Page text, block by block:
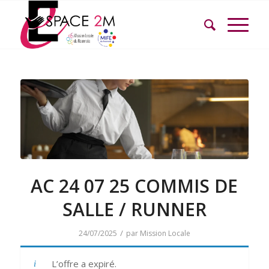
AC 24 07 25 COMMIS DE
SALLE / RUNNER
24/07/2025 / par Mission Locale
L’offre a expiré.